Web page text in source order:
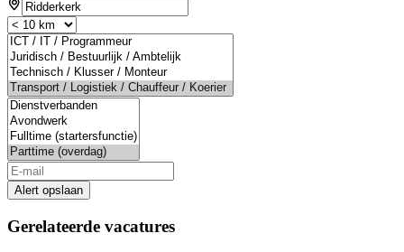
Alert opslaan
Gerelateerde vacatures